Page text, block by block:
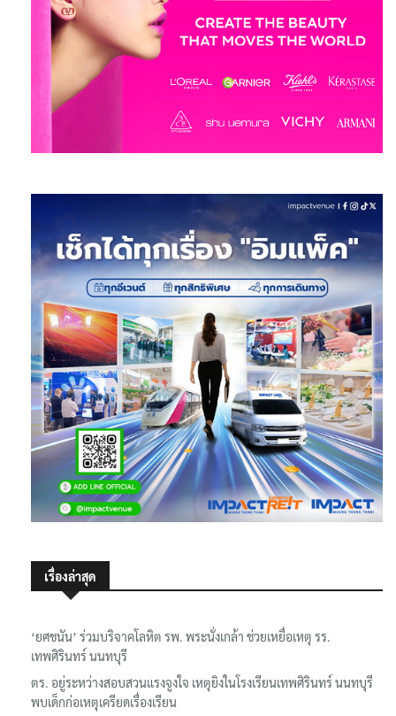
เรื่องล่าสุด
‘ยศชนัน’ ร่วมบริจาคโลหิต รพ. พระนั่งเกล้า ช่วยเหยื่อเหตุ รร.
เทพศิรินทร์ นนทบุรี
ตร. อยู่ระหว่างสอบสวนแรงจูงใจ เหตุยิงในโรงเรียนเทพศิรินทร์ นนทบุรี
พบเด็กก่อเหตุเครียดเรื่องเรียน